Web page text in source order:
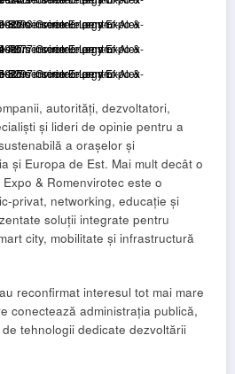
autorități, dezvoltatori,
și lideri de opinie pentru a
a orașelor și
și Europa de Est. Mai mult decât o
& Romenvirotec este o
privat, networking, educație și
soluții integrate pentru
city, mobilitate și infrastructură
reconfirmat interesul tot mai mare
conectează administrația publică,
tehnologii dedicate dezvoltării